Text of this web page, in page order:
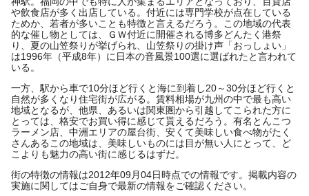
や飲食店が多く出店している。付近には専門学校が点在している
ためか、若者が多いことも特徴と言えるだろう。この地域の代表
的な催し物としては、ＧＷ付近に開催される博多どんたく港祭
り、夏の山笠祭りが挙げられ、山笠祭りの掛け声「おっしょい」
は1996年（平成8年）に日本の音風景100選に選ばれたと言われて
いる。
一方、駅から車で10分ほど行くと海に到着し20～30分ほど行くと
自然が多くなり住宅街が広がる。賃料相場が九州の中で最も高い
地域となるが、他県、あるいは関東圏から引越してこられた方に
とっては、格安でお買い得に感じて貰えるだろう。有名とんこつ
ラーメン店、中洲エリアの屋台街、安くて美味しい食べ物がたく
さんあるこの地域は、美味しいものには目が無い人にとって、ど
こよりも魅力の高い街に感じるはずだ。
街の特徴の情報は2012年09月04日時点での情報です。掲載内容の
実施に関してはご自身で最新の情報をご確認ください。